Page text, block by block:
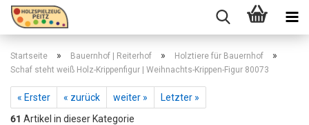
Startseite » Bauernhof | Reiterhof » Holztiere für Bauernhof »
Schaf steht weiß Holz-Krippenfigur | Weihnachts-Krippen-Figur 80073
« Erster « zurück weiter »
Letzter »
61 Artikel in dieser Kategorie